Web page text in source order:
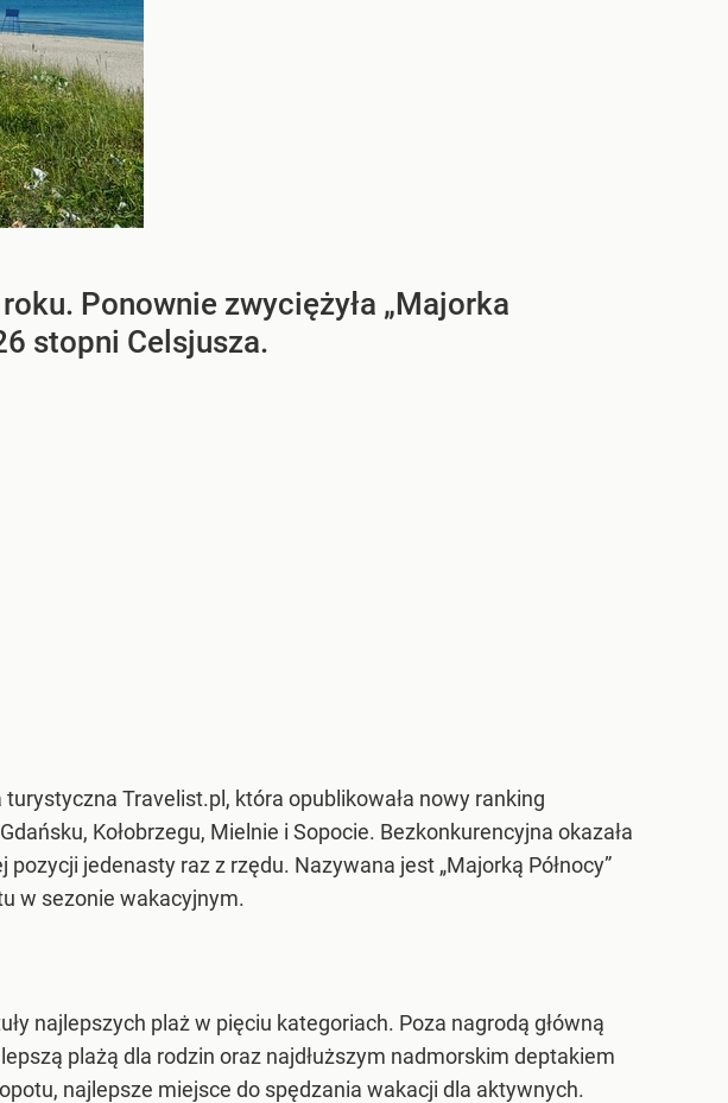
Ponownie zwyciężyła „Majorka
stopni Celsjusza.
Travelist.pl, która opublikowała nowy ranking
Kołobrzegu, Mielnie i Sopocie. Bezkonkurencyjna okazała
jedenasty raz z rzędu. Nazywana jest „Majorką Północy”
w sezonie wakacyjnym.
najlepszych plaż w pięciu kategoriach. Poza nagrodą główną
plażą dla rodzin oraz najdłuższym nadmorskim deptakiem
najlepsze miejsce do spędzania wakacji dla aktywnych.